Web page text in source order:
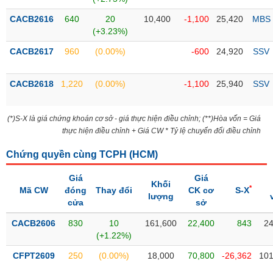
kỹ
Hồ
nghiệp
Tin
tức
kiện
CACB2616 640
20
(+3.23%)
10,400 -1,100 25,420 MBS
CACB2617 960 (0.00%) -600 24,920 SSV
CACB2618 1,220 (0.00%) -1,100 25,940 SSV
(*)S-X là giá chứng khoán cơ sở - giá thực hiện điều chỉnh; (**)Hòa vốn = Giá
thực hiện điều chỉnh + Giá CW * Tỷ lệ chuyển đổi điều chỉnh
Chứng quyền cùng TCPH (HCM)
Mã CW
Giá
đóng
cửa
Thay đổi
Khối
lượng
Giá
CK cơ
sở
S-X*
CACB2606 830
10
(+1.22%)
161,600 22,400 843
CFPT2609 250 (0.00%) 18,000 70,800 -26,362
SECTOR
NĂNG
NGUYÊN
LIỆU